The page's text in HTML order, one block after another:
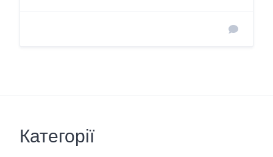
Категорії